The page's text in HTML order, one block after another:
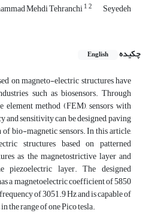
Mehdi Tehranchi12 Seyedeh
چکیده
English
on magneto-electric structures have
such as biosensors. Through
method (FEM), sensors with
sensitivity can be designed, paving
bio-magnetic sensors. In this article,
structures based on patterned
as the magnetostrictive layer and
piezoelectric layer. The designed
a magnetoelectric coefficient of 5850
of 3051.9 Hz and is capable of
the range of one Pico tesla.